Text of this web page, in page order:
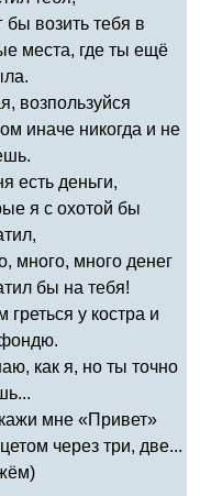
бы возить тебя в
места, где ты ещё
возпользуйся
иначе никогда и не
есть деньги,
я с охотой бы
много, много денег
бы на тебя!
греться у костра и
как я, но ты точно
мне «Привет»
через три, две...